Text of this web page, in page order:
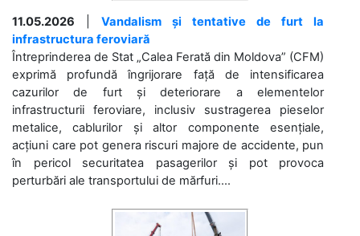
11.05.2026
Vandalism și tentative de furt la
infrastructura feroviară
Întreprinderea de Stat „Calea Ferată din Moldova” (CFM)
exprimă profundă îngrijorare față de intensificarea
cazurilor de furt și deteriorare a elementelor
infrastructurii feroviare, inclusiv sustragerea pieselor
metalice, cablurilor și altor componente esențiale,
acțiuni care pot genera riscuri majore de accidente, pun
în pericol securitatea pasagerilor și pot provoca
perturbări ale transportului de mărfuri....